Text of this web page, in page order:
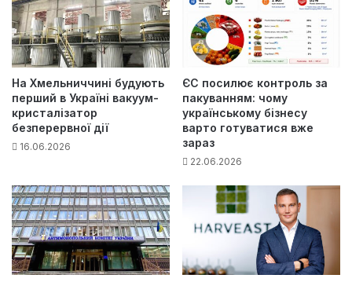
На Хмельниччині будують
перший в Україні вакуум-
кристалізатор
безперервної дії
16.06.2026
ЄС посилює контроль за
пакуванням: чому
українському бізнесу
варто готуватися вже
зараз
22.06.2026